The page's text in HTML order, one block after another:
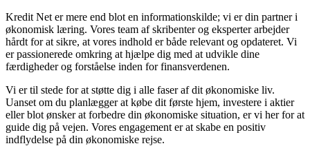
Kredit Net er mere end blot en informationskilde; vi er din partner i
økonomisk læring. Vores team af skribenter og eksperter arbejder
hårdt for at sikre, at vores indhold er både relevant og opdateret. Vi
er passionerede omkring at hjælpe dig med at udvikle dine
færdigheder og forståelse inden for finansverdenen.
Vi er til stede for at støtte dig i alle faser af dit økonomiske liv.
Uanset om du planlægger at købe dit første hjem, investere i aktier
eller blot ønsker at forbedre din økonomiske situation, er vi her for at
guide dig på vejen. Vores engagement er at skabe en positiv
indflydelse på din økonomiske rejse.